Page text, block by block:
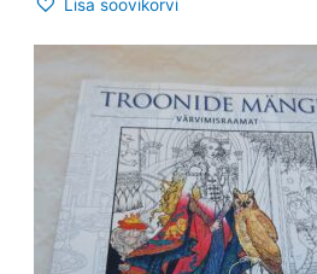
Lisa soovikorvi